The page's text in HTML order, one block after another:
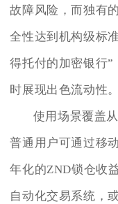
故障风险，而独有
全性达到机构级标
得托付的加密银行
时展现出色流动性。
使用场景覆盖
普通用户可通过移
年化的ZND锁仓收
自动化交易系统，